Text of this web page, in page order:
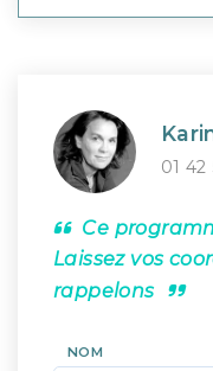
01 42
Ce
Laissez vos
rappelons
NOM